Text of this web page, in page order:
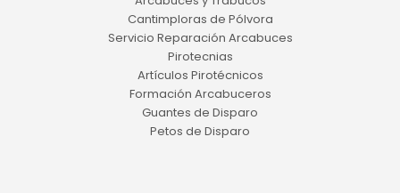
Cantimploras de Pólvora
Servicio Reparación Arcabuces
Pirotecnias
Artículos Pirotécnicos
Formación Arcabuceros
Guantes de Disparo
Petos de Disparo